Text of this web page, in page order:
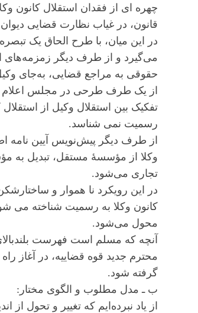
چهره ای از فقدان استقلال کانون
قانون، در غیاب نظارت قضایی
می‌گیرد و از طرف دیگر زمزمه‌های
حقوقی به مراجع قضایی، به‌جای
از یک طرف طرحی در مجلس اعلام
تفکیک بین استقلال وکیل از
رسمیت نمی شناسد.
از طرف دیگر پیش‌نویس آیین نامه
وکلا از مؤسسۀ مستقل، تبدیل
تجاری می‌شود.
در این رویکرد نا هموار و
کانون وکلا به رسمیت شناخته می
محول می‌شود.
آنچه که مسلم است فهرست
محترم جدید قوه قضاییه، در آغاز
گرفته شود.
ب ـ مدل مطلوب و الگوی مختار:
از یاد نبرده‌ایم که تغییر و تحول